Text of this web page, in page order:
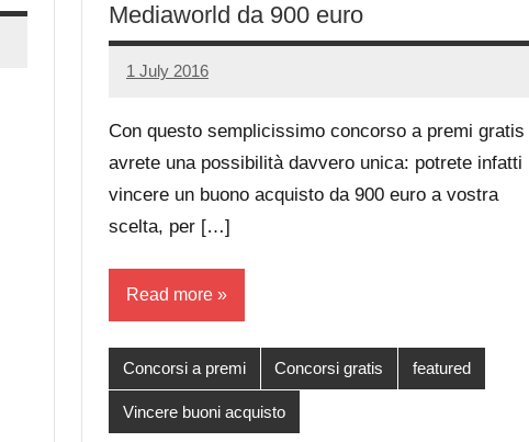
Mediaworld da 900 euro
1 July 2016
Luca
No
Con questo semplicissimo concorso a premi gratis
avrete una possibilità davvero unica: potrete infatti
vincere un buono acquisto da 900 euro a vostra
scelta, per […]
Read more
Concorsi a premi Concorsi gratis featured
Vincere buoni acquisto